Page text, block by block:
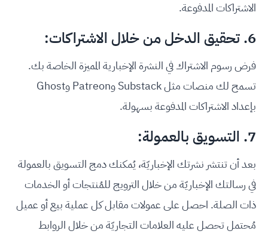
الاشتراكات المدفوعة.
6. تحقيق الدخل من خلال الاشتراكات:
فرض رسوم الاشتراك في النشرة الإخبارية المميزة الخاصة بك.
تسمح لك منصات مثل Substack وPatreon وGhost
بإعداد الاشتراكات المدفوعة بسهولة.
7. التسويق بالعمولة:
بعد أن تنتشر نشرتك الإخباريّة، يُمكنك دمج التسويق بالعمولة
في رسالتك الإخباريّة من خلال الترويج للمُنتجات أو الخدمات
ذات الصلة. احصل على عمولات مقابل كل عملية بيع أو عميل
مُحتمل تحصل عليه العلامات التجاريّة من خلال الروابط